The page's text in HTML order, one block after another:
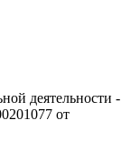
деятельности -
от